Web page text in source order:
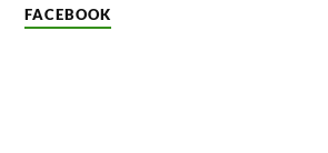
FACEBOOK